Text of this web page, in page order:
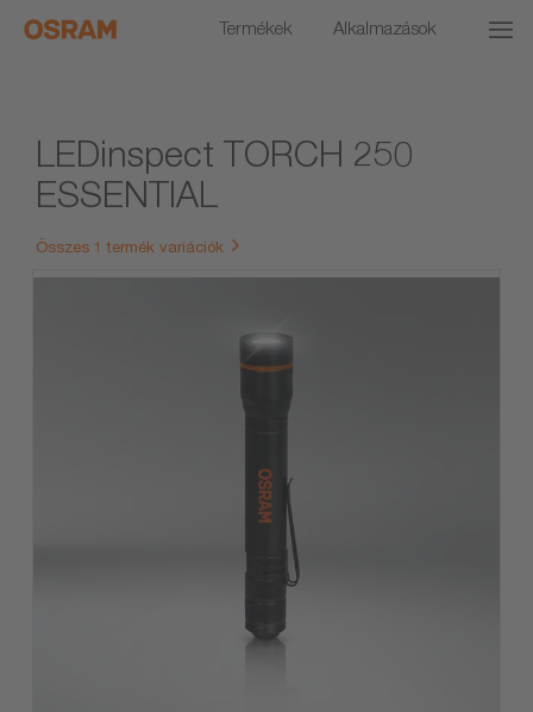
Termékek Alkalmazások
LEDinspect TORCH 250
ESSENTIAL
Összes 1 termék variációk